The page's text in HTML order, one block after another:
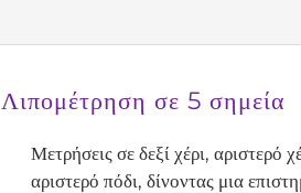
Λιπομέτρηση σε 5 σημεία
Μετρήσεις σε δεξί χέρι, αριστερό
αριστερό πόδι, δίνοντας μια